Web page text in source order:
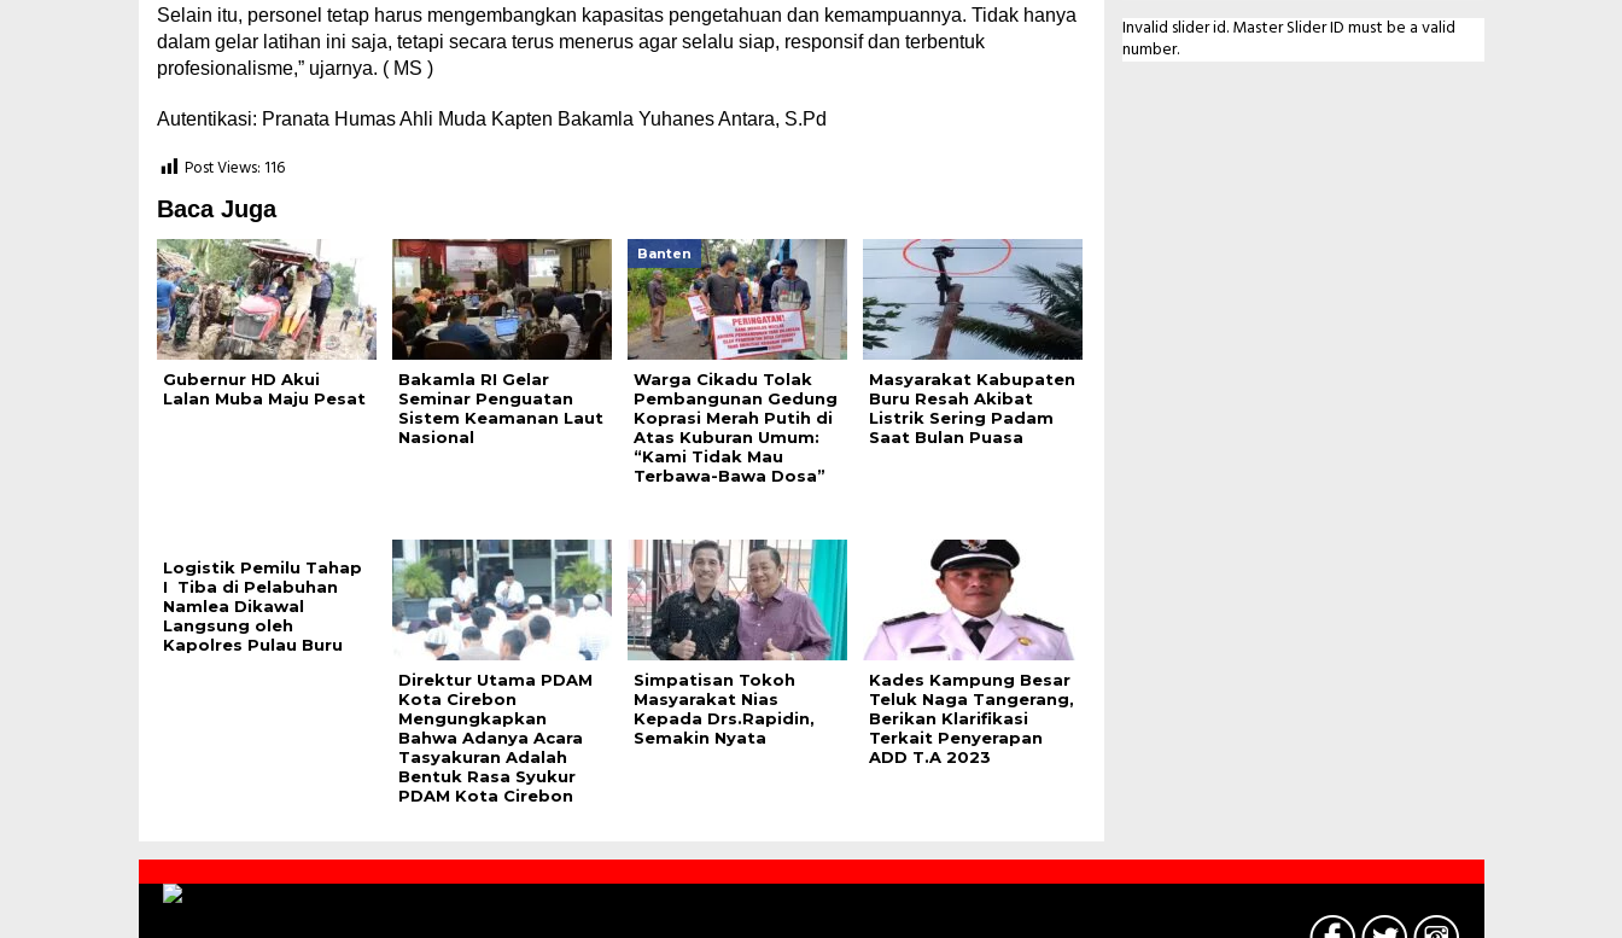
Selain itu, personel tetap harus mengembangkan kapasitas pengetahuan dan kemampuannya. Tidak hanya
dalam gelar latihan ini saja, tetapi secara terus menerus agar selalu siap, responsif dan terbentuk
profesionalisme,” ujarnya. ( MS )
Autentikasi: Pranata Humas Ahli Muda Kapten Bakamla Yuhanes Antara, S.Pd
Post Views: 116
Baca Juga
Gubernur HD Akui
Lalan Muba Maju Pesat
Bakamla RI Gelar
Seminar Penguatan
Sistem Keamanan Laut
Nasional
Banten
Warga Cikadu Tolak
Pembangunan Gedung
Koprasi Merah Putih di
Atas Kuburan Umum:
“Kami Tidak Mau
Terbawa-Bawa Dosa”
Masyarakat Kabupaten
Buru Resah Akibat
Listrik Sering Padam
Saat Bulan Puasa
Logistik Pemilu Tahap
I Tiba di Pelabuhan
Namlea Dikawal
Langsung oleh
Kapolres Pulau Buru
Direktur Utama PDAM
Kota Cirebon
Mengungkapkan
Bahwa Adanya Acara
Tasyakuran Adalah
Bentuk Rasa Syukur
PDAM Kota Cirebon
Simpatisan Tokoh
Masyarakat Nias
Kepada Drs.Rapidin,
Semakin Nyata
Kades Kampung Besar
Teluk Naga Tangerang,
Berikan Klarifikasi
Terkait Penyerapan
ADD T.A 2023
Invalid slider id. Master Slider ID must be a valid
number.